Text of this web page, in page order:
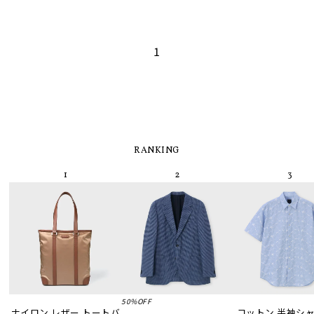
1
RANKING
50%OFF